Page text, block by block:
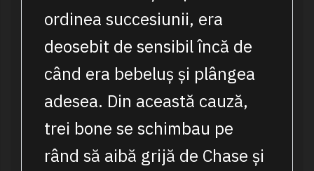
ordinea succesiunii, era
deosebit de sensibil încă de
când era bebeluș și plângea
adesea. Din această cauză,
trei bone se schimbau pe
rând să aibă grijă de Chase și